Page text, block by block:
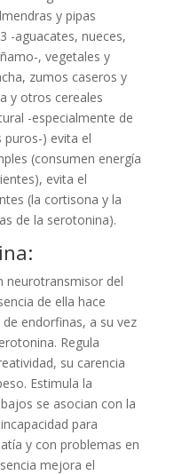
y pipas
-aguacates, nueces,
, vegetales y
zumos caseros y
y otros cereales
-especialmente de
puros-) evita el
(consumen energía
evita el
(la cortisona y la
de la serotonina).
neurotransmisor del
de ella hace
endorfinas, a su vez
Regula
su carencia
Estimula la
se asocian con la
para
y con problemas en
mejora el